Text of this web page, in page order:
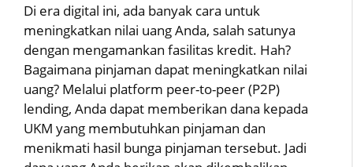
Di era digital ini, ada banyak cara untuk
meningkatkan nilai uang Anda, salah satunya
dengan mengamankan fasilitas kredit. Hah?
Bagaimana pinjaman dapat meningkatkan nilai
uang? Melalui platform peer-to-peer (P2P)
lending, Anda dapat memberikan dana kepada
UKM yang membutuhkan pinjaman dan
menikmati hasil bunga pinjaman tersebut. Jadi